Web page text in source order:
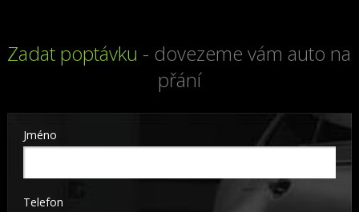
Zadat poptávku - dovezeme vám auto na
přání
Jméno
Telefon